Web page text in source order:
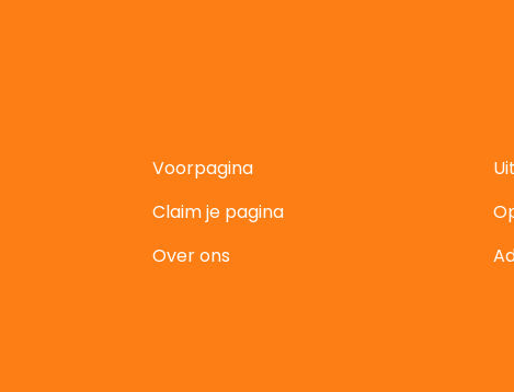
Voorpagina
Claim je pagina
Over ons